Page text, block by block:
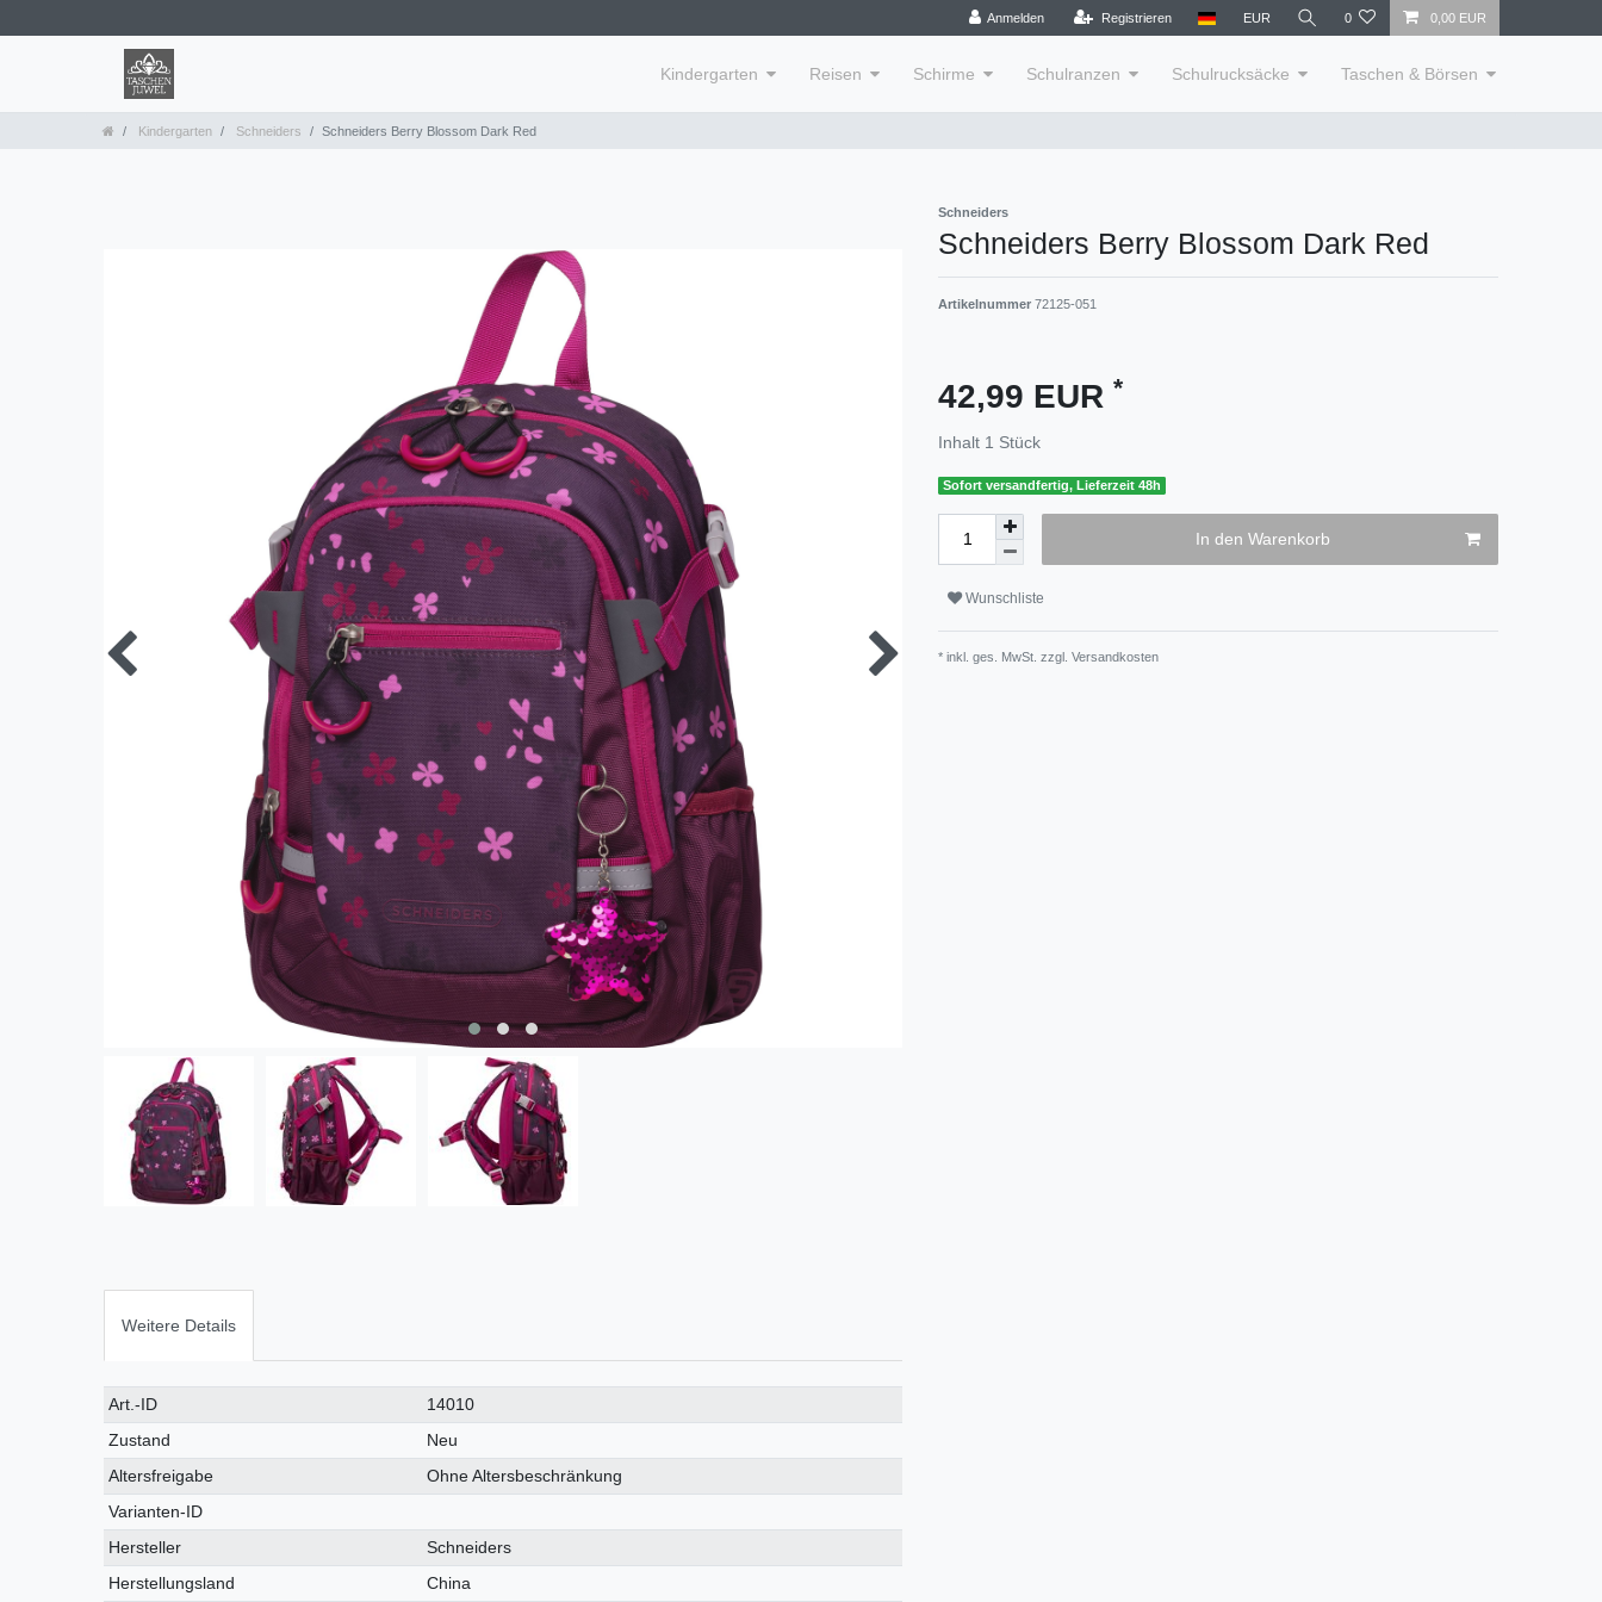
Anmelden Registrieren EUR 0 0,00 EUR
Kindergarten Reisen Schirme Schulranzen Schulrucksäcke Taschen & Börsen
Kindergarten Schneiders Schneiders Berry Blossom Dark Red
Schneiders
Schneiders Berry Blossom Dark Red
Artikelnummer 72125-051
42,99 EUR *
Inhalt 1 Stück
Sofort versandfertig, Lieferzeit 48h
In den Warenkorb
Wunschliste
* inkl. ges. MwSt. zzgl. Versandkosten
Weitere Details
Art.-ID
14010
Zustand
Neu
Altersfreigabe
Ohne Altersbeschränkung
Varianten-ID
Hersteller
Schneiders
Herstellungsland
China